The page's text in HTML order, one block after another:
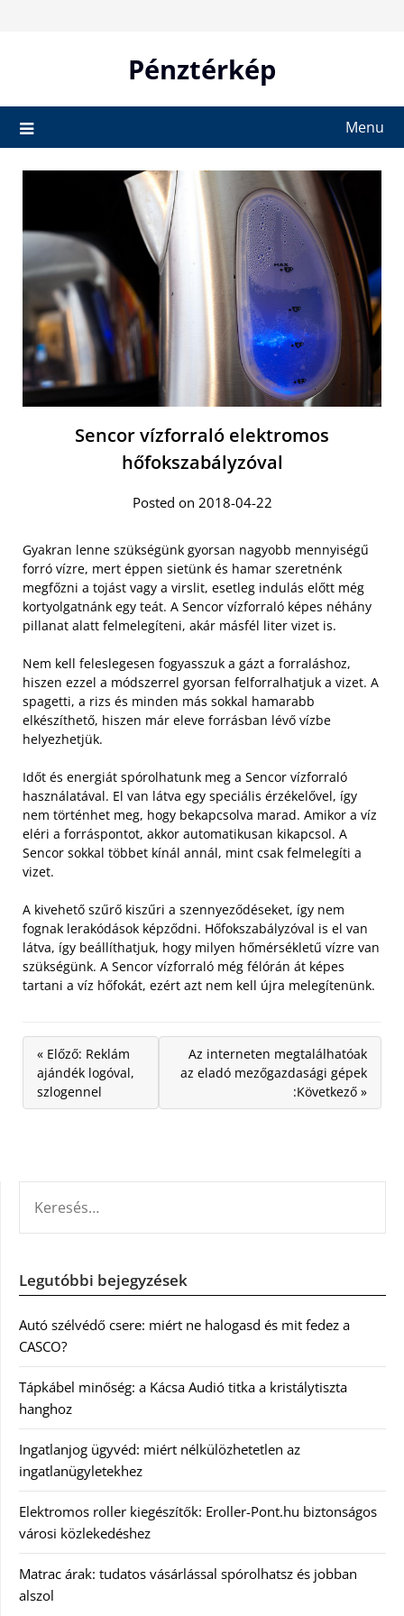
Pénztérkép
Menu
Sencor vízforraló elektromos
hőfokszabályzóval
Posted on 2018-04-22
Gyakran lenne szükségünk gyorsan nagyobb mennyiségű
forró vízre, mert éppen sietünk és hamar szeretnénk
megfőzni a tojást vagy a virslit, esetleg indulás előtt még
kortyolgatnánk egy teát. A Sencor vízforraló képes néhány
pillanat alatt felmelegíteni, akár másfél liter vizet is.
Nem kell feleslegesen fogyasszuk a gázt a forraláshoz,
hiszen ezzel a módszerrel gyorsan felforralhatjuk a vizet. A
spagetti, a rizs és minden más sokkal hamarabb
elkészíthető, hiszen már eleve forrásban lévő vízbe
helyezhetjük.
Időt és energiát spórolhatunk meg a Sencor vízforraló
használatával. El van látva egy speciális érzékelővel, így
nem történhet meg, hogy bekapcsolva marad. Amikor a víz
eléri a forráspontot, akkor automatikusan kikapcsol. A
Sencor sokkal többet kínál annál, mint csak felmelegíti a
vizet.
A kivehető szűrő kiszűri a szennyeződéseket, így nem
fognak lerakódások képződni. Hőfokszabályzóval is el van
látva, így beállíthatjuk, hogy milyen hőmérsékletű vízre van
szükségünk. A Sencor vízforraló még félórán át képes
tartani a víz hőfokát, ezért azt nem kell újra melegítenünk.
« Előző: Reklám
ajándék logóval,
szlogennel
Az interneten megtalálhatóak
az eladó mezőgazdasági gépek
:Következő »
Legutóbbi bejegyzések
Autó szélvédő csere: miért ne halogasd és mit fedez a
CASCO?
Tápkábel minőség: a Kácsa Audió titka a kristálytiszta
hanghoz
Ingatlanjog ügyvéd: miért nélkülözhetetlen az
ingatlanügyletekhez
Elektromos roller kiegészítők: Eroller-Pont.hu biztonságos
városi közlekedéshez
Matrac árak: tudatos vásárlással spórolhatsz és jobban
alszol